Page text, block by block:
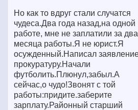
Но как то вдруг стали случатся
чудеса.Два года назад,на одной
работе, мне не заплатили за два
месяца работы.Я не юрист.Я
осужденный.Написал
прокуратуру.Начали
футболить.Плюнул,забыл.А
сейчас,о чудо!Звонят с той
работы:придите.заберите
зарплату.Районный старший